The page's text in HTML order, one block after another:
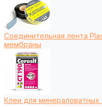
Соединительная лента
мембраны
Клеи для минераловатных